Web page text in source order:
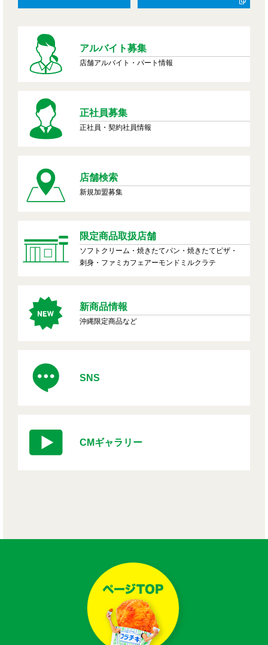
アルバイト募集
店舗アルバイト・パート情報
正社員募集
正社員・契約社員情報
店舗検索
新規加盟募集
限定商品取扱店舗
ソフトクリーム・焼きたてパン・焼きたてピザ・
刺身・ファミカフェアーモンドミルクラテ
新商品情報
沖縄限定商品など
SNS
CMギャラリー